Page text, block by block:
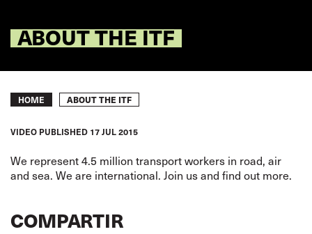
ABOUT THE ITF
Breadcrumb
HOME ABOUT THE ITF
VIDEO PUBLISHED 17 JUL 2015
We represent 4.5 million transport workers in road, air
and sea. We are international. Join us and find out more.
COMPARTIR